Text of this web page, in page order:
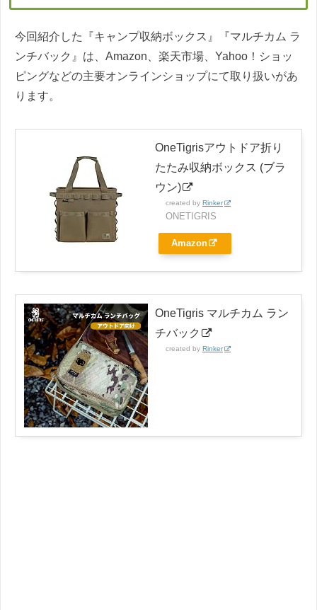
今回紹介した『キャンプ収納ボックス』『マルチカム ラ
ンチバック』は、Amazon、楽天市場、Yahoo！ショッ
ピングなどの主要オンラインショップにて取り扱いがあ
ります。
OneTigrisアウトドア折り
たたみ収納ボックス (ブラ
ウン)
created by Rinker
ONETIGRIS
Amazon
OneTigris マルチカム ラン
チバック
created by Rinker